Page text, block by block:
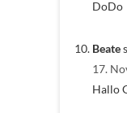
DoDo
Beate
17.
Hallo